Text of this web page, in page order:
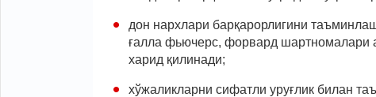
дон нархлари барқарорлигини
ғалла фьючерс, форвард шартномалари
харид қилинади;
хўжаликларни сифатли уруғлик билан